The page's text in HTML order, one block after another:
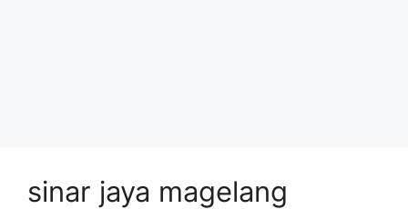
sinar jaya magelang